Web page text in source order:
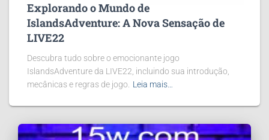
Explorando o Mundo de
IslandsAdventure: A Nova Sensação de
LIVE22
Descubra tudo sobre o emocionante jogo
IslandsAdventure da LIVE22, incluindo sua introdução,
mecânicas e regras de jogo.
Leia mais…